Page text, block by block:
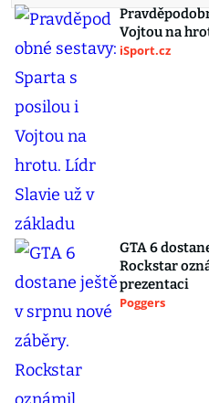
Vojtou na
iSport.cz
GTA 6
Rockstar
prezentaci
Poggers